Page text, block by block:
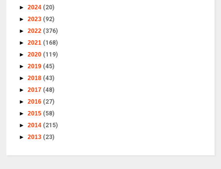
►2024 (20)
►2023 (92)
►2022 (376)
►2021 (168)
►2020 (119)
►2019 (45)
►2018 (43)
►2017 (48)
►2016 (27)
►2015 (58)
►2014 (215)
►2013 (23)